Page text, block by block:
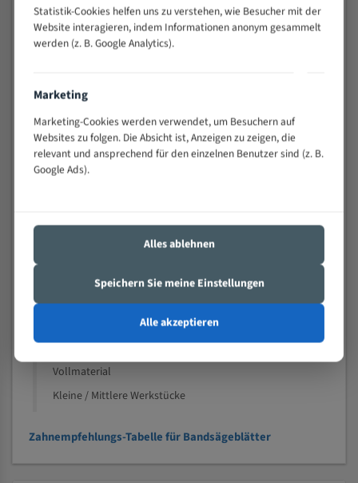
schwierigen Werkstücken (Materialmischung,
wechselnde Verbindungslängen)
Sehr geringe Vibration
Technische Beschreibung:
Positiver Spanwinkel
Bandkörper aus hochlegiertem Federstahl
Nichteisenmetalle
Speziell entwickelt für Profile / Rohre
Vollmaterial
Kleine / Mittlere Werkstücke
Zahnempfehlungs-Tabelle für Bandsägeblätter
Statistik-Cookies helfen uns zu verstehen, wie Besucher mit der
Website interagieren, indem Informationen anonym gesammelt
werden (z. B. Google Analytics).
Marketing
Marketing-Cookies werden verwendet, um Besuchern auf
Websites zu folgen. Die Absicht ist, Anzeigen zu zeigen, die
relevant und ansprechend für den einzelnen Benutzer sind (z. B.
Google Ads).
Alles ablehnen
Speichern Sie meine Einstellungen
Alle akzeptieren